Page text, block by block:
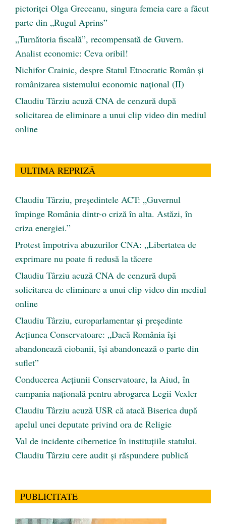
pictoriței Olga Greceanu, singura femeia care a făcut
parte din „Rugul Aprins”
„Turnătoria fiscală”, recompensată de Guvern.
Analist economic: Ceva oribil!
Nichifor Crainic, despre Statul Etnocratic Român şi
românizarea sistemului economic naţional (II)
Claudiu Târziu acuză CNA de cenzură după
solicitarea de eliminare a unui clip video din mediul
online
ULTIMA REPRIZĂ
Claudiu Târziu, președintele ACT: „Guvernul
împinge România dintr-o criză în alta. Astăzi, în
criza energiei.”
Protest împotriva abuzurilor CNA: „Libertatea de
exprimare nu poate fi redusă la tăcere
Claudiu Târziu acuză CNA de cenzură după
solicitarea de eliminare a unui clip video din mediul
online
Claudiu Târziu, europarlamentar și președinte
Acțiunea Conservatoare: „Dacă România își
abandonează ciobanii, își abandonează o parte din
suflet”
Conducerea Acțiunii Conservatoare, la Aiud, în
campania națională pentru abrogarea Legii Vexler
Claudiu Târziu acuză USR că atacă Biserica după
apelul unei deputate privind ora de Religie
Val de incidente cibernetice în instituțiile statului.
Claudiu Târziu cere audit și răspundere publică
PUBLICITATE